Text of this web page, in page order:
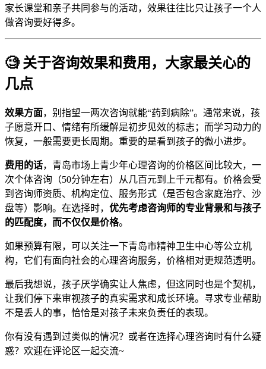
家长课堂和亲子共同参与的活动，效果往往比只让孩子一个人
做咨询要好得多。
🧐 关于咨询效果和费用，大家最关心的
几点
效果方面，别指望一两次咨询就能“药到病除”。通常来说，孩
子愿意开口、情绪有所缓解是初步见效的标志；而学习动力的
恢复，一般需要更长周期。重要的是看到孩子的微小进步。
费用的话，青岛市场上青少年心理咨询的价格区间比较大，一
次个体咨询（50分钟左右）从几百元到上千元都有。价格会受
到咨询师资质、机构定位、服务形式（是否包含家庭治疗、沙
盘等）影响。在选择时， 优先考虑咨询师的专业背景和与孩子
的匹配度，而不仅仅是价格。
如果预算有限，可以关注一下青岛市精神卫生中心等公立机
构，它们有面向社会的心理咨询服务，价格相对更规范透明。
最后我想说，孩子厌学确实让人焦虑，但这同时也是个契机，
让我们停下来审视孩子的真实需求和成长环境。寻求专业帮助
不是丢人的事，恰恰是对孩子未来负责任的表现。
你有没有遇到过类似的情况？或者在选择心理咨询时有什么疑
惑？欢迎在评论区一起交流~